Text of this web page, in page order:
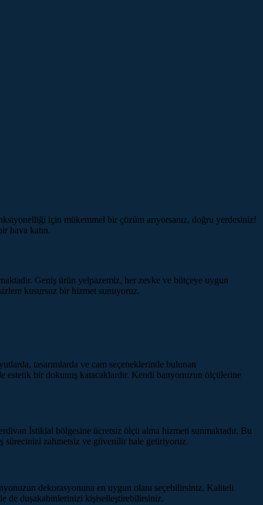
için mükemmel bir çözüm arıyorsanız, doğru yerdesiniz!
hava katın.
Geniş ürün yelpazemiz, her zevke ve bütçeye uygun
kusursuz bir hizmet sunuyoruz.
tasarımlarda ve cam seçeneklerinde bulunan
estetik bir dokunuş katacaklardır. Kendi banyonuzun ölçülerine
İstiklal bölgesine ücretsiz ölçü alma hizmeti sunmaktadır. Bu
sürecinizi zahmetsiz ve güvenilir hale getiriyoruz.
dekorasyonuna en uygun olanı seçebilirsiniz. Kaliteli
de duşakabinlerinizi kişiselleştirebilirsiniz.